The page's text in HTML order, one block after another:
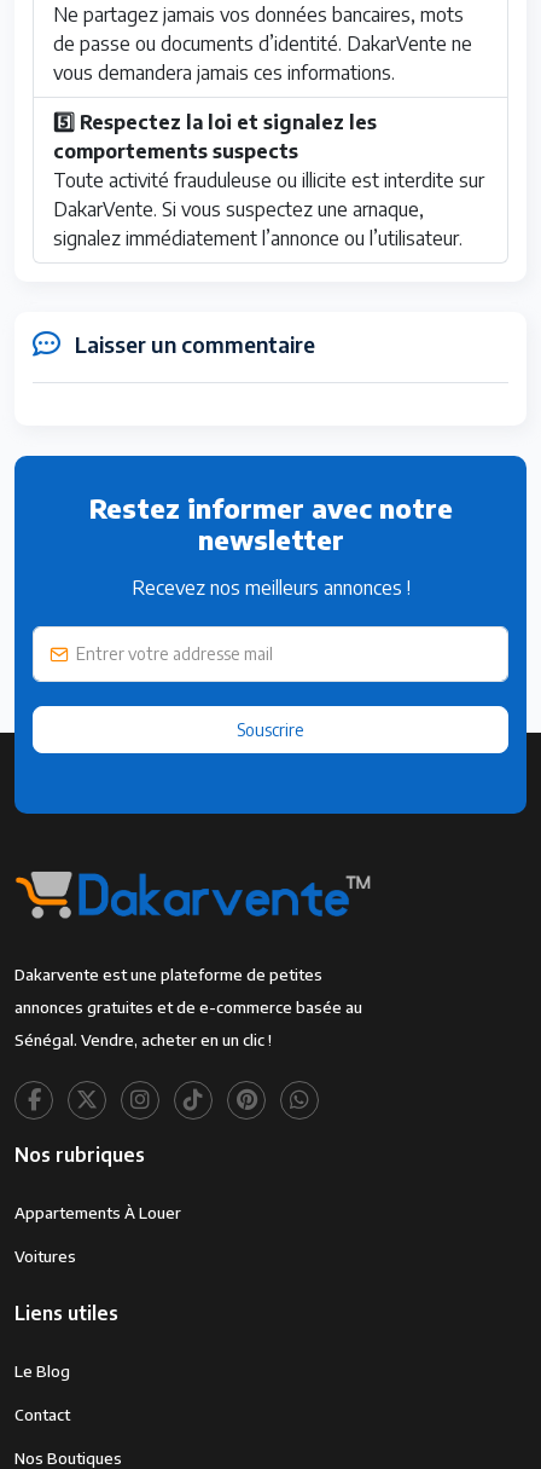
Ne partagez jamais vos données bancaires, mots
de passe ou documents d’identité. DakarVente ne
vous demandera jamais ces informations.
5️⃣ Respectez la loi et signalez les
comportements suspects
Toute activité frauduleuse ou illicite est interdite sur
DakarVente. Si vous suspectez une arnaque,
signalez immédiatement l’annonce ou l’utilisateur.
Laisser un commentaire
Restez informer avec notre
newsletter
Recevez nos meilleurs annonces !
Souscrire
Dakarvente est une plateforme de petites
annonces gratuites et de e-commerce basée au
Sénégal. Vendre, acheter en un clic !
Nos rubriques
Appartements À Louer
Voitures
Liens utiles
Le Blog
Contact
Nos Boutiques